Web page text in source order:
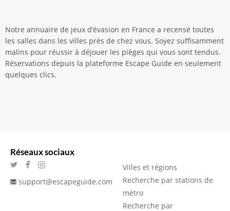
Notre annuaire de jeux d’évasion en France a recensé toutes
les salles dans les villes près de chez vous. Soyez suffisamment
malins pour réussir à déjouer les pièges qui vous sont tendus.
Réservations depuis la plateforme Escape Guide en seulement
quelques clics.
Réseaux sociaux
support@escapeguide.com
Villes et régions
Recherche par stations de
métro
Recherche par